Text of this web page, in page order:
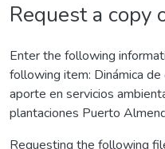
Request a copy
Enter the following
following item: Dinámica
aporte en servicios
plantaciones Puerto
Requesting the following